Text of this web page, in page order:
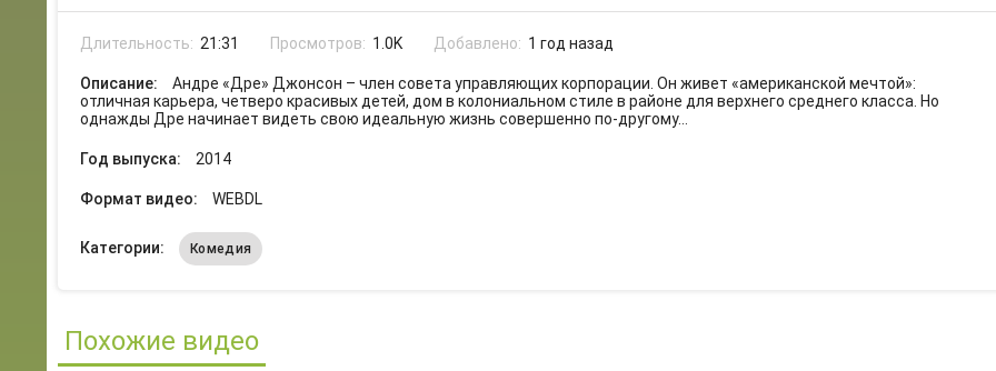
Длительность: 21:31 Просмотров: 1.0K Добавлено: 1 год назад
Описание:
Андре «Дре» Джонсон – член совета управляющих корпорации. Он живет «американской мечтой»:
отличная карьера, четверо красивых детей, дом в колониальном стиле в районе для верхнего среднего класса. Но
однажды Дре начинает видеть свою идеальную жизнь совершенно по-другому…
Год выпуска: 2014
Формат видео: WEBDL
Категории: Комедия
Похожие видео